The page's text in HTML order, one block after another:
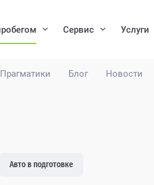
Блог Новости
Сервис Услуги
Авто в подготовке